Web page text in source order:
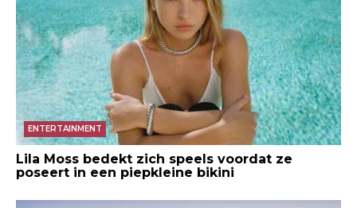
ENTERTAINMENT
Lila Moss bedekt zich speels voordat ze
poseert in een piepkleine bikini